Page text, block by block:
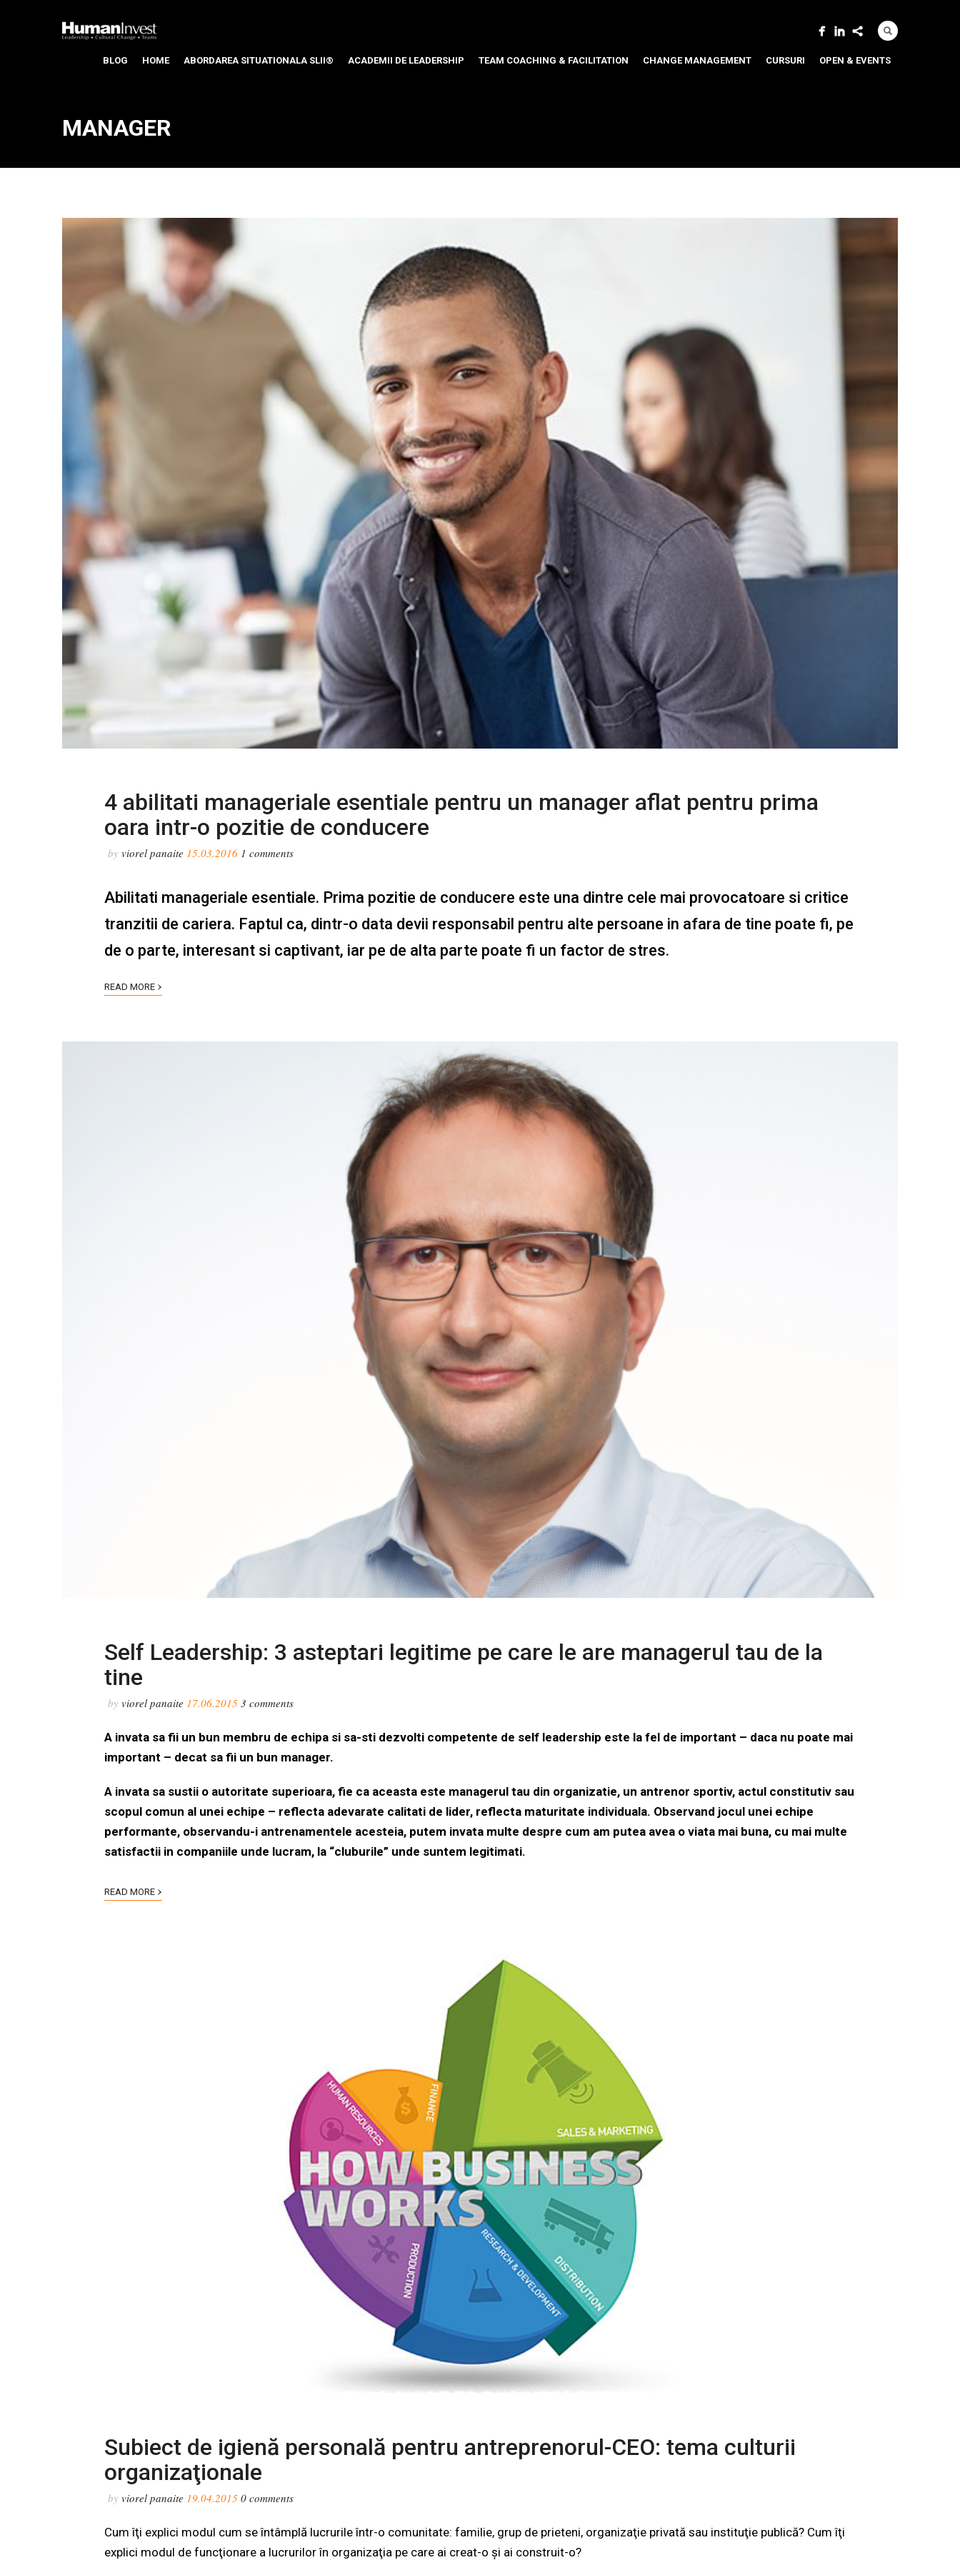
BLOG HOME ABORDAREA SITUATIONALA SLII® ACADEMII DE LEADERSHIP TEAM COACHING & FACILITATION CHANGE MANAGEMENT CURSURI OPEN & EVENTS
MANAGER
4 abilitati manageriale esentiale pentru un manager aflat pentru prima
oara intr-o pozitie de conducere
by viorel panaite 15.03.2016 1 comments
Abilitati manageriale esentiale. Prima pozitie de conducere este una dintre cele mai provocatoare si critice
tranzitii de cariera. Faptul ca, dintr-o data devii responsabil pentru alte persoane in afara de tine poate fi, pe
de o parte, interesant si captivant, iar pe de alta parte poate fi un factor de stres.
READ MORE ›
Self Leadership: 3 asteptari legitime pe care le are managerul tau de la
tine
by viorel panaite 17.06.2015 3 comments
A invata sa fii un bun membru de echipa si sa-sti dezvolti competente de self leadership este la fel de important – daca nu poate mai
important – decat sa fii un bun manager.
A invata sa sustii o autoritate superioara, fie ca aceasta este managerul tau din organizatie, un antrenor sportiv, actul constitutiv sau
scopul comun al unei echipe – reflecta adevarate calitati de lider, reflecta maturitate individuala. Observand jocul unei echipe
performante, observandu-i antrenamentele acesteia, putem invata multe despre cum am putea avea o viata mai buna, cu mai multe
satisfactii in companiile unde lucram, la “cluburile” unde suntem legitimati.
READ MORE ›
Subiect de igienă personală pentru antreprenorul-CEO: tema culturii
organizaţionale
by viorel panaite 19.04.2015 0 comments
Cum îţi explici modul cum se întâmplă lucrurile într-o comunitate: familie, grup de prieteni, organizaţie privată sau instituţie publică? Cum îţi
explici modul de funcţionare a lucrurilor în organizaţia pe care ai creat-o şi ai construit-o?